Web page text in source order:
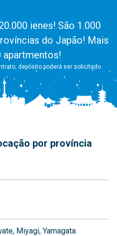
ienes! São 1.000
do Japão! Mais
apartmentos!
depósito poderá ser solicitado.
por província
Miyagi Yamagata